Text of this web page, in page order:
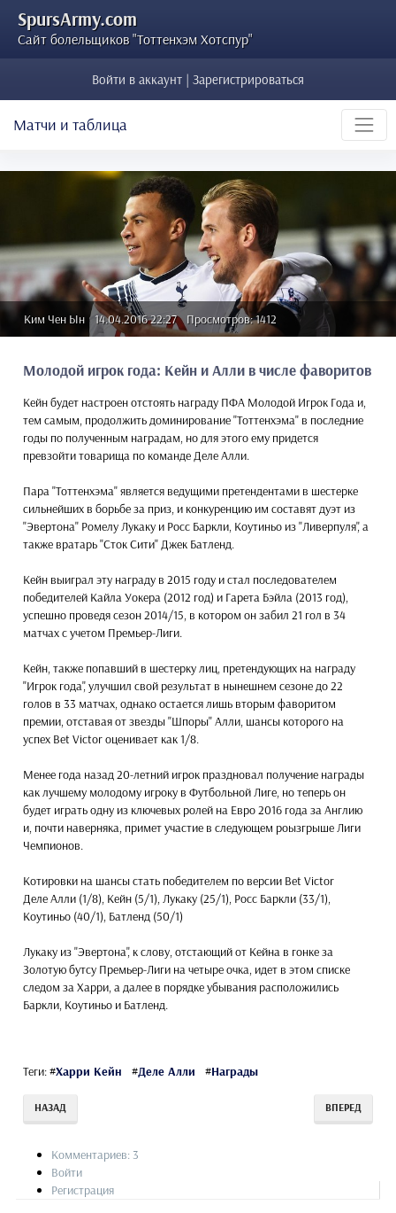
SpursArmy.com
Сайт болельщиков "Тоттенхэм Хотспур"
Войти в аккаунт | Зарегистрироваться
Матчи и таблица
Ким Чен Ын 14.04.2016 22:27 Просмотров: 1412
Молодой игрок года: Кейн и Алли в числе фаворитов
Кейн будет настроен отстоять награду ПФА Молодой Игрок Года и,
тем самым, продолжить доминирование "Тоттенхэма" в последние
годы по полученным наградам, но для этого ему придется
превзойти товарища по команде Деле Алли.
Пара "Тоттенхэма" является ведущими претендентами в шестерке
сильнейших в борьбе за приз, и конкуренцию им составят дуэт из
"Эвертона" Ромелу Лукаку и Росс Баркли, Коутиньо из "Ливерпуля", а
также вратарь "Сток Сити" Джек Батленд.
Кейн выиграл эту награду в 2015 году и стал последователем
победителей Кайла Уокера (2012 год) и Гарета Бэйла (2013 год),
успешно проведя сезон 2014/15, в котором он забил 21 гол в 34
матчах с учетом Премьер-Лиги.
Кейн, также попавший в шестерку лиц, претендующих на награду
"Игрок года", улучшил свой результат в нынешнем сезоне до 22
голов в 33 матчах, однако остается лишь вторым фаворитом
премии, отставая от звезды "Шпоры" Алли, шансы которого на
успех Bet Victor оценивает как 1/8.
Менее года назад 20-летний игрок праздновал получение награды
как лучшему молодому игроку в Футбольной Лиге, но теперь он
будет играть одну из ключевых ролей на Евро 2016 года за Англию
и, почти наверняка, примет участие в следующем роызгрыше Лиги
Чемпионов.
Котировки на шансы стать победителем по версии Bet Victor
Деле Алли (1/8), Кейн (5/1), Лукаку (25/1), Росс Баркли (33/1),
Коутиньо (40/1), Батленд (50/1)
Лукаку из "Эвертона", к слову, отстающий от Кейна в гонке за
Золотую бутсу Премьер-Лиги на четыре очка, идет в этом списке
следом за Харри, а далее в порядке убывания расположились
Баркли, Коутиньо и Батленд.
Теги:#Харри Кейн #Деле Алли #Награды
НАЗАД ВПЕРЕД
Комментариев: 3
Войти
Регистрация